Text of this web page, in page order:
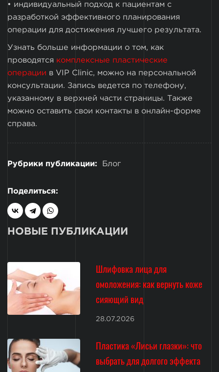
• индивидуальный подход к пациентам с
разработкой эффективного планирования
операции для достижения лучшего результата.
Узнать больше информации о том, как
проводятся комплексные пластические
операции в VIP Clinic, можно на персональной
консультации. Запись ведется по телефону,
указанному в верхней части страницы. Также
можно оставить свои контакты в онлайн-форме
справа.
Рубрики публикации: Блог
Поделиться:
НОВЫЕ ПУБЛИКАЦИИ
Шлифовка лица для
омоложения: как вернуть коже
сияющий вид
28.07.2026
Пластика «Лисьи глазки»: что
выбрать для долгого эффекта